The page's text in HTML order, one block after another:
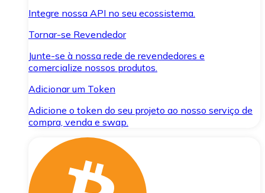
Integre nossa API no seu ecossistema.
Tornar-se Revendedor
Junte-se à nossa rede de revendedores e
comercialize nossos produtos.
Adicionar um Token
Adicione o token do seu projeto ao nosso serviço de
compra, venda e swap.